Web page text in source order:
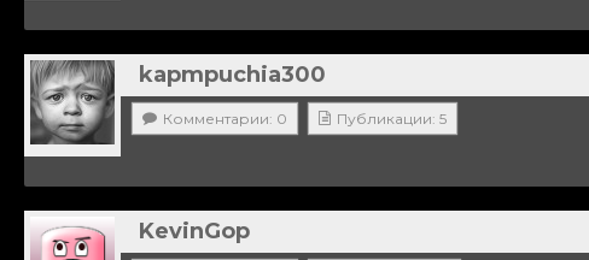
kapmpuchia300
Комментарии: 0 Публикации: 5
KevinGop